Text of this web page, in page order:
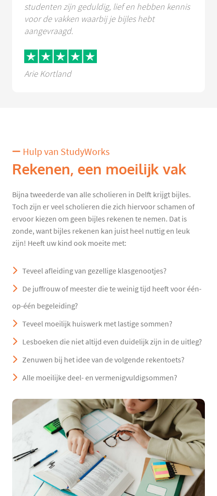
studenten zijn geduldig, lief en hebben kennis
voor de vakken waarbij je bijles hebt
aangevraagd.
Arie Kortland
Hulp van StudyWorks
Rekenen, een moeilijk vak
Bijna tweederde van alle scholieren in Delft krijgt bijles.
Toch zijn er veel scholieren die zich hiervoor schamen of
ervoor kiezen om geen bijles rekenen te nemen. Dat is
zonde, want bijles rekenen kan juist heel nuttig en leuk
zijn! Heeft uw kind ook moeite met:
Teveel afleiding van gezellige klasgenootjes?
De juffrouw of meester die te weinig tijd heeft voor één-
op-één begeleiding?
Teveel moeilijk huiswerk met lastige sommen?
Lesboeken die niet altijd even duidelijk zijn in de uitleg?
Zenuwen bij het idee van de volgende rekentoets?
Alle moeilijke deel- en vermenigvuldigsommen?